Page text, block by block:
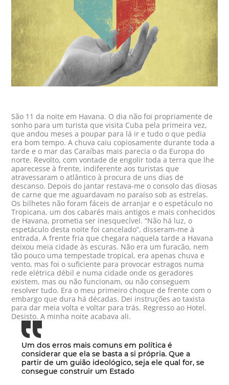
São 11 da noite em Havana. O dia não foi propriamente de
sonho para um turista que visita Cuba pela primeira vez,
que andou meses a poupar para lá ir e tudo o que pedia
era bom tempo. A chuva caiu copiosamente durante toda a
tarde e o mar das Caraíbas mais parecia o da Europa do
norte. Revolto, com vontade de engolir toda a terra que lhe
aparecesse à frente, indiferente aos turistas que
atravessaram o atlântico à procura de uns dias de
descanso. Depois do jantar restava-me o consolo das diosas
de carne que me aguardavam no paraíso sob as estrelas.
Os bilhetes não foram fáceis de arranjar e o espetáculo no
Tropicana, um dos cabarés mais antigos e mais conhecidos
de Havana, prometia ser inesquecível. “Não há luz, o
espetáculo desta noite foi cancelado”, disseram-me à
entrada. A frente fria que chegara naquela tarde a Havana
deixou meia cidade às escuras. Não era um furacão, nem
tão pouco uma tempestade tropical, era apenas chuva e
vento, mas foi o suficiente para provocar estragos numa
rede elétrica débil e numa cidade onde os geradores
existem, mas ou não funcionam, ou não conseguem
resolver tudo. Era o meu primeiro choque de frente com o
embargo que dura há décadas. Dei instruções ao taxista
para dar meia volta e voltar para trás. Regresso ao Hotel.
Desisto. A minha noite acabava ali.
Um dos erros mais comuns em política é
considerar que ela se basta a si própria. Que a
partir de um guião ideológico, seja ele qual for, se
consegue construir um Estado